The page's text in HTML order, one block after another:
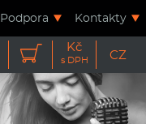
Podpora Kontakty
 Kč
s DPH CZ